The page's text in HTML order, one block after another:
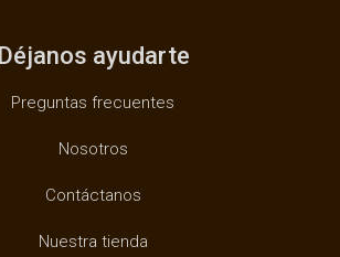
Déjanos ayudarte
Preguntas frecuentes
Nosotros
Contáctanos
Nuestra tienda